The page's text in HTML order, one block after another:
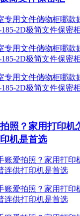
照？家用打印机
机是首选